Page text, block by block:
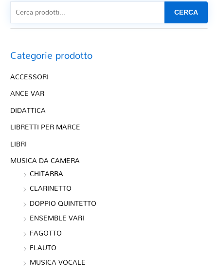
CERCA
Categorie prodotto
ACCESSORI
ANCE VAR
DIDATTICA
LIBRETTI PER MARCE
LIBRI
MUSICA DA CAMERA
CHITARRA
CLARINETTO
DOPPIO QUINTETTO
ENSEMBLE VARI
FAGOTTO
FLAUTO
MUSICA VOCALE